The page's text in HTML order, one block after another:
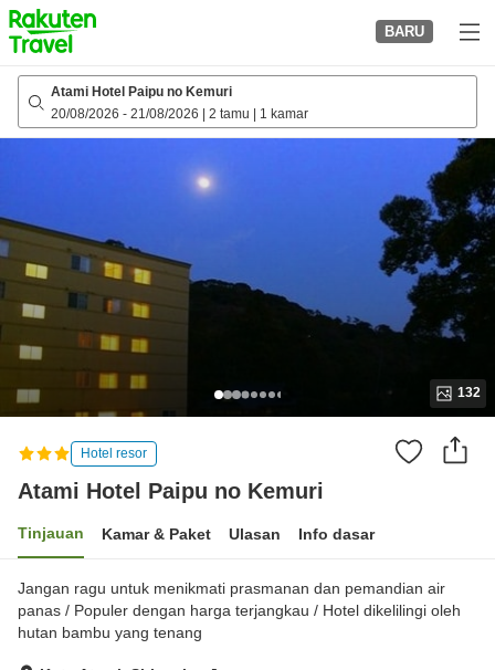
to
top
page
BARU
Atami Hotel Paipu no Kemuri
20/08/2026 - 21/08/2026 2 tamu 1 kamar
132
Hotel resor
Atami Hotel Paipu no Kemuri
Tinjauan Kamar & Paket Ulasan Info dasar
Jangan ragu untuk menikmati prasmanan dan pemandian air
panas / Populer dengan harga terjangkau / Hotel dikelilingi oleh
hutan bambu yang tenang